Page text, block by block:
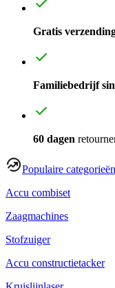
Gratis
Familiebedrijf
60 dagen
Populaire categorieën
Accu combiset
Zaagmachines
Stofzuiger
Accu constructietacker